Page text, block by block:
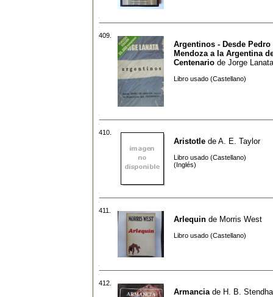
409.
Argentinos - Desde Pedro
Mendoza a la Argentina
Centenario de Jorge Lanata
Libro usado (Castellano)
410.
Aristotle de A. E. Taylor
Libro usado (Castellano)
(Inglés)
411.
Arlequin de Morris West
Libro usado (Castellano)
412.
Armancia de H. B.